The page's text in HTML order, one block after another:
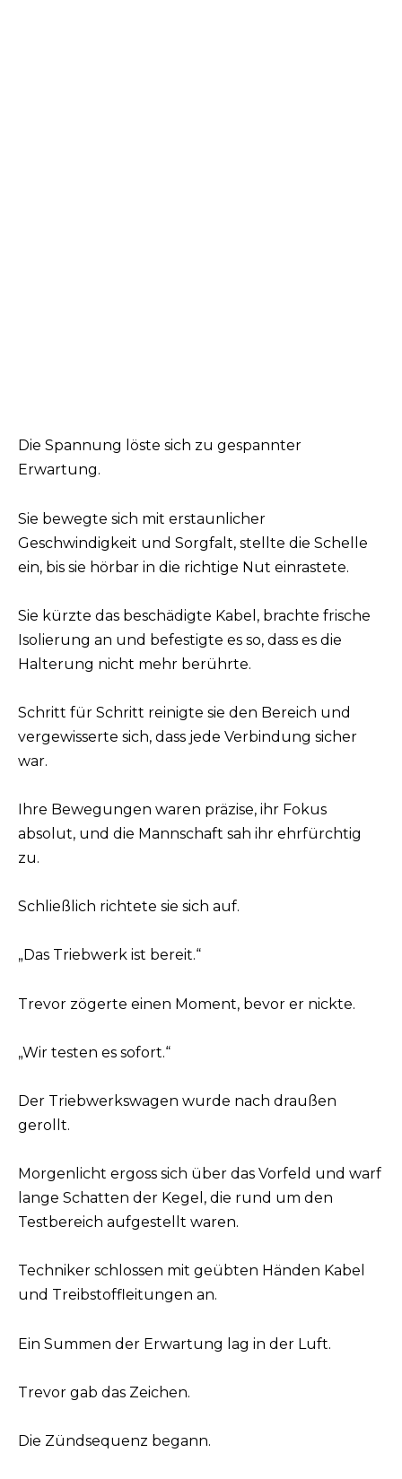
Die Spannung löste sich zu gespannter
Erwartung.
Sie bewegte sich mit erstaunlicher
Geschwindigkeit und Sorgfalt, stellte die Schelle
ein, bis sie hörbar in die richtige Nut einrastete.
Sie kürzte das beschädigte Kabel, brachte frische
Isolierung an und befestigte es so, dass es die
Halterung nicht mehr berührte.
Schritt für Schritt reinigte sie den Bereich und
vergewisserte sich, dass jede Verbindung sicher
war.
Ihre Bewegungen waren präzise, ihr Fokus
absolut, und die Mannschaft sah ihr ehrfürchtig
zu.
Schließlich richtete sie sich auf.
„Das Triebwerk ist bereit.“
Trevor zögerte einen Moment, bevor er nickte.
„Wir testen es sofort.“
Der Triebwerkswagen wurde nach draußen
gerollt.
Morgenlicht ergoss sich über das Vorfeld und warf
lange Schatten der Kegel, die rund um den
Testbereich aufgestellt waren.
Techniker schlossen mit geübten Händen Kabel
und Treibstoffleitungen an.
Ein Summen der Erwartung lag in der Luft.
Trevor gab das Zeichen.
Die Zündsequenz begann.